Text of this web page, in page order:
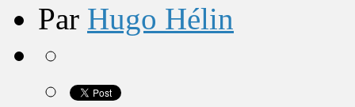
Par Hugo Hélin